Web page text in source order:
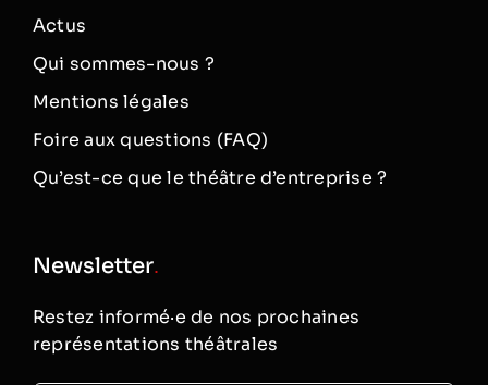
Actus
Qui sommes-nous ?
Mentions légales
Foire aux questions (FAQ)
Qu’est-ce que le théâtre d’entreprise ?
Newsletter.
Restez informé·e de nos prochaines
représentations théâtrales